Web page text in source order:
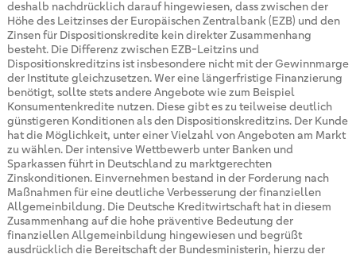
deshalb nachdrücklich darauf hingewiesen, dass zwischen der
Höhe des Leitzinses der Europäischen Zentralbank (EZB) und den
Zinsen für Dispositionskredite kein direkter Zusammenhang
besteht. Die Differenz zwischen EZB-Leitzins und
Dispositionskreditzins ist insbesondere nicht mit der Gewinnmarge
der Institute gleichzusetzen. Wer eine längerfristige Finanzierung
benötigt, sollte stets andere Angebote wie zum Beispiel
Konsumentenkredite nutzen. Diese gibt es zu teilweise deutlich
günstigeren Konditionen als den Dispositionskreditzins. Der Kunde
hat die Möglichkeit, unter einer Vielzahl von Angeboten am Markt
zu wählen. Der intensive Wettbewerb unter Banken und
Sparkassen führt in Deutschland zu marktgerechten
Zinskonditionen. Einvernehmen bestand in der Forderung nach
Maßnahmen für eine deutliche Verbesserung der finanziellen
Allgemeinbildung. Die Deutsche Kreditwirtschaft hat in diesem
Zusammenhang auf die hohe präventive Bedeutung der
finanziellen Allgemeinbildung hingewiesen und begrüßt
ausdrücklich die Bereitschaft der Bundesministerin, hierzu der